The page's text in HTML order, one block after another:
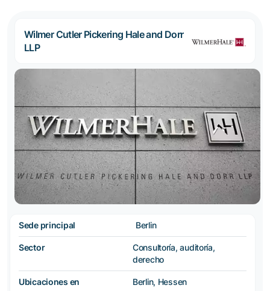
Wilmer Cutler Pickering Hale and Dorr
LLP
Sede principal Berlin
Sector
Consultoría, auditoría,
derecho
Ubicaciones en Berlin, Hessen